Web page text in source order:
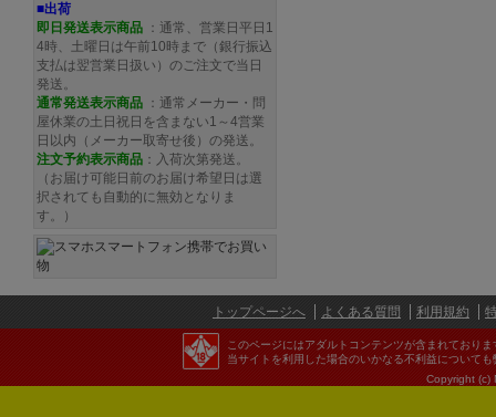
■出荷
即日発送表示商品 ：通常、営業日平日1
4時、土曜日は午前10時まで（銀行振込
支払は翌営業日扱い）のご注文で当日
発送。
通常発送表示商品 ：通常メーカー・問
屋休業の土日祝日を含まない1～4営業
日以内（メーカー取寄せ後）の発送。
注文予約表示商品 ：入荷次第発送。
（お届け可能日前のお届け希望日は選
択されても自動的に無効となりま
す。）
トップページへ よくある質問 利用規約
このページにはアダルトコンテンツが含まれており
当サイトを利用した場合のいかなる不利益について
Copyright (c)